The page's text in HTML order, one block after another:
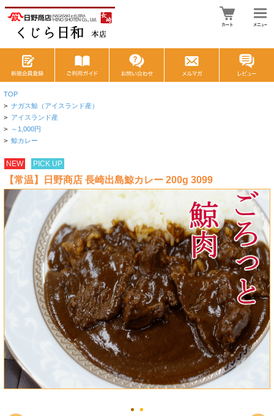
TOP
> ナガス鯨（アイスランド産）
> アイスランド産
> ～1,000円
> 鯨カレー
NEW PICK UP
【常温】日野商店 長崎出島鯨カレー 200g 3099